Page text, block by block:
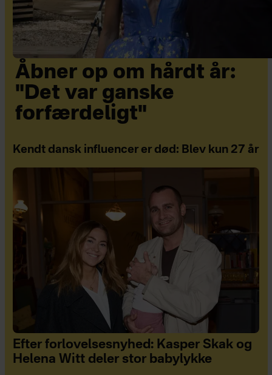
Åbner op om hårdt år:
"Det var ganske
forfærdeligt"
Kendt dansk influencer er død: Blev kun 27 år
Efter forlovelsesnyhed: Kasper Skak og
Helena Witt deler stor babylykke